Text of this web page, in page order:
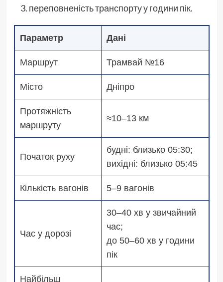
переповненість транспорту у години пік.
Параметр Дані
Маршрут Трамвай №16
Місто Дніпро
Протяжність
маршруту
≈10–13 км
Початок руху
будні: близько 05:30;
вихідні: близько 05:45
Кількість вагонів 5–9 вагонів
Час у дорозі
30–40 хв у звичайний
час;
до 50–60 хв у години
пік
Найбільш